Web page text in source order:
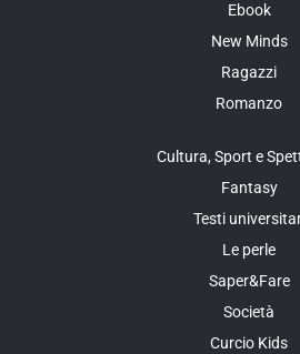
Ebook
New Minds
Ragazzi
Romanzo
Cultura, Sport e
Fantasy
Testi
Le perle
Saper&Fare
Società
Curcio Kids